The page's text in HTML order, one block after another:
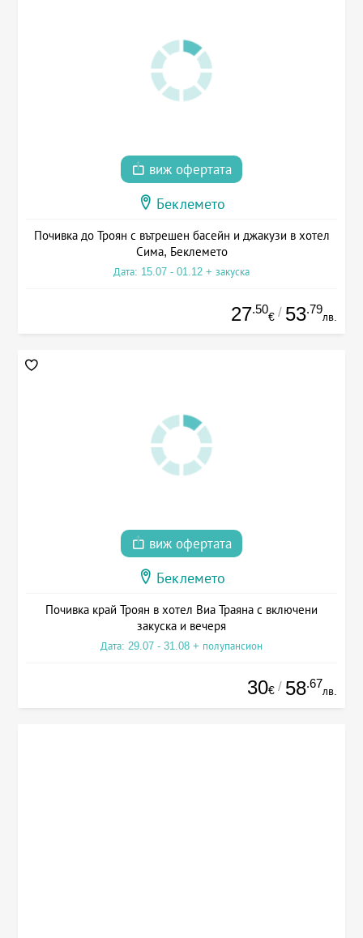
виж офертата
Беклемето
Почивка до Троян с вътрешен басейн и джакузи в хотел
Сима, Беклемето
Дата: 15.07 - 01.12 + закуска
27.50
€ / 53.79
лв.
виж офертата
Беклемето
Почивка край Троян в хотел Виа Траяна с включени
закуска и вечеря
Дата: 29.07 - 31.08 + полупансион
30€ / 58.67
лв.